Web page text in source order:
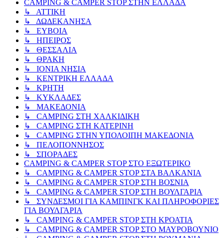
CAMPING & CAMPER STOP ΣΤΗN ΕΛΛΑΔΑ
↳ ΑΤΤΙΚΗ
↳ ΔΩΔΕΚΑΝΗΣΑ
↳ ΕΥΒΟΙΑ
↳ ΗΠΕΙΡΟΣ
↳ ΘΕΣΣΑΛΙΑ
↳ ΘΡΑΚΗ
↳ ΙΟΝΙΑ ΝΗΣΙΑ
↳ ΚΕΝΤΡΙΚΗ ΕΛΛΑΔΑ
↳ ΚΡΗΤΗ
↳ ΚΥΚΛΑΔΕΣ
↳ ΜΑΚΕΔΟΝΙΑ
↳ CAMPING ΣΤΗ ΧΑΛΚΙΔΙΚΗ
↳ CAMPING ΣΤΗ ΚΑΤΕΡΙΝΗ
↳ CAMPING ΣΤΗΝ ΥΠΟΛΟΙΠΗ ΜΑΚΕΔΟΝΙΑ
↳ ΠΕΛΟΠΟΝΝΗΣΟΣ
↳ ΣΠΟΡΑΔΕΣ
CAMPING & CAMPER STOP ΣΤΟ ΕΞΩΤΕΡΙΚΟ
↳ CAMPING & CAMPER STOP ΣΤΑ ΒΑΛΚΑΝΙΑ
↳ CAMPING & CAMPER STOP ΣΤΗ ΒΟΣΝΙΑ
↳ CAMPING & CAMPER STOP ΣΤΗ ΒΟΥΛΓΑΡΙΑ
↳ ΣΥΝΔΕΣΜΟΙ ΓΙΑ ΚΑΜΠΙΝΓΚ ΚΑΙ ΠΛΗΡΟΦΟΡΙΕΣ
ΓΙΑ ΒΟΥΛΓΑΡΙΑ
↳ CAMPING & CAMPER STOP ΣΤΗ ΚΡΟΑΤΙΑ
↳ CAMPING & CAMPER STOP ΣΤΟ ΜΑΥΡΟΒΟΥΝΙΟ